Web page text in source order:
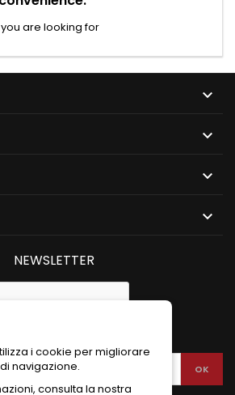
are looking for



i cookie per migliorare
navigazione.
consulta la nostra

NEWSLETTER